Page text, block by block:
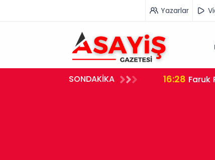
Yazarlar
SONDAKİKA 16:28 Faruk